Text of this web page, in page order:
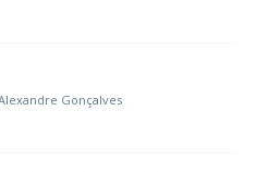
Gonçalves